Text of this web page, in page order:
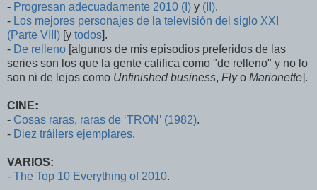
- Progresan adecuadamente 2010 (I) y (II).
- Los mejores personajes de la televisión del siglo XXI
(Parte VIII) [y todos].
- De relleno [algunos de mis episodios preferidos de las
series son los que la gente califica como "de relleno" y no lo
son ni de lejos como Unfinished business, Flyo Marionette].
CINE:
- Cosas raras, raras de ‘TRON’ (1982).
- Diez tráilers ejemplares.
VARIOS:
- The Top 10 Everything of 2010.